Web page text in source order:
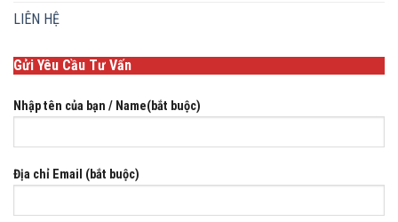
LIÊN HỆ
Gửi Yêu Cầu Tư Vấn
Nhập tên của bạn / Name(bắt buộc)
Địa chỉ Email (bắt buộc)